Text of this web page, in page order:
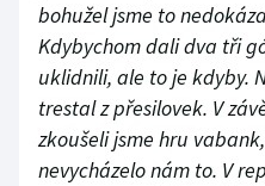
bohužel jsme to
Kdybychom dali dva tři
uklidnili, ale to je kdyby.
trestal z přesilovek. V
zkoušeli jsme hru
nevycházelo nám to. V